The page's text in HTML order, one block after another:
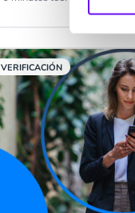
mejor para enviar
Business Platform
contraseñas de un
canal de mensajería
clientes, lo que
y la relación con
VERIFICACIÓN